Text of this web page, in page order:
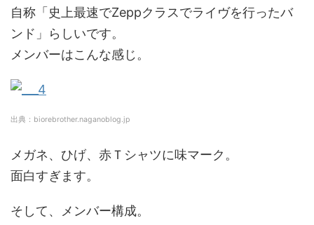
自称「史上最速でZeppクラスでライヴを行ったバ
ンド」らしいです。
メンバーはこんな感じ。
出典：biorebrother.naganoblog.jp
メガネ、ひげ、赤Ｔシャツに味マーク。
面白すぎます。
そして、メンバー構成。